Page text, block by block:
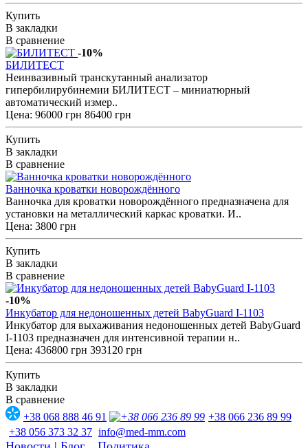
Купить
В закладки
В сравнение
-10%
БИЛИТЕСТ
Неинвазивный транскутанный анализатор
гипербилирубинемии БИЛИТЕСТ – миниатюрный
автоматический измер..
Цена: 96000 грн 86400 грн
Купить
В закладки
В сравнение
Ванночка кроватки новорождённого
Ванночка для кроватки новорождённого предназначена для
установки на металлический каркас кроватки. И..
Цена: 3800 грн
Купить
В закладки
В сравнение
-10%
Инкубатор для недоношенных детей BabyGuard I-1103
Инкубатор для выхаживания недоношенных детей BabyGuard
I-1103 предназначен для интенсивной терапии н..
Цена: 436800 грн 393120 грн
Купить
В закладки
В сравнение
+38 068 888 46 91
+38 066 236 89 99
+38 056 373 32 37 info@med-mm.com